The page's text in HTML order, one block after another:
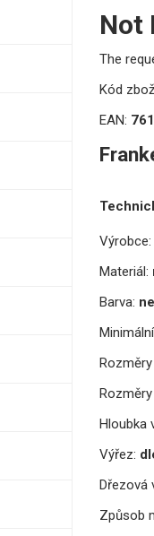
Not
The
Kód
EAN:
Výrobce:
Materiál:
Barva:
Hloubka
Výřez:
Dřezová
Způsob